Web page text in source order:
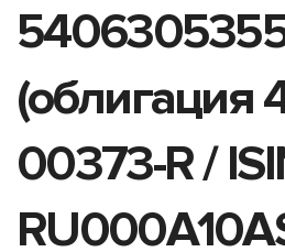
(облигация
00373-R /